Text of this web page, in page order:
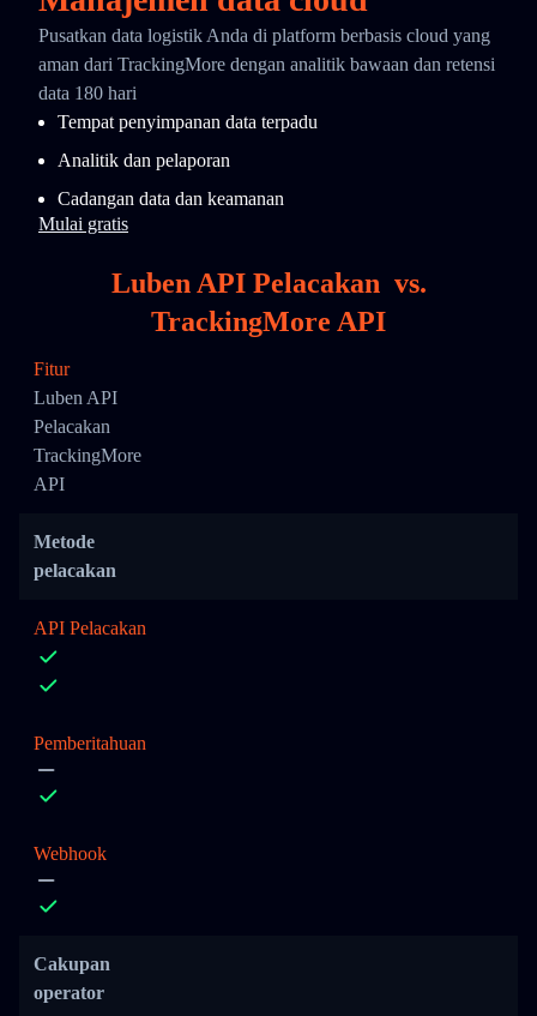
Pusatkan data logistik Anda di platform berbasis cloud yang
aman dari TrackingMore dengan analitik bawaan dan retensi
data 180 hari
Tempat penyimpanan data terpadu
Analitik dan pelaporan
Cadangan data dan keamanan
Mulai gratis
Luben API Pelacakan vs.
TrackingMore API
Fitur
Luben API
Pelacakan
TrackingMore
API
Metode
pelacakan
API Pelacakan
Pemberitahuan
Webhook
Cakupan
operator